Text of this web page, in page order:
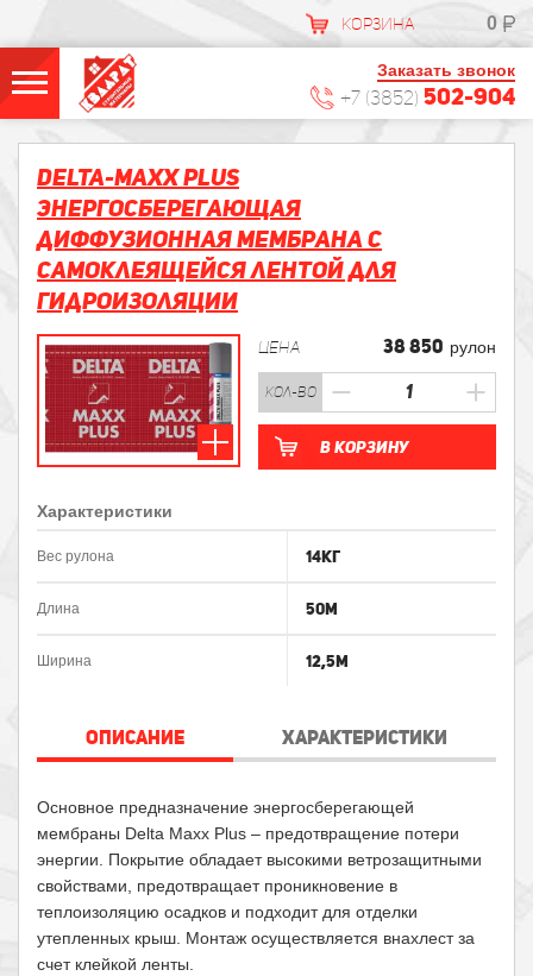
КОРЗИНА 0
Заказать звонок
+7 (3852) 502-904
DELTA-MAXX PLUS
Энергосберегающая
диффузионная мембрана с
самоклеящейся лентой для
гидроизоляции
ЦЕНА 38 850 рулон
кол-во
В корзину
Характеристики
Вес рулона 14кг
Длина 50м
Ширина 12,5м
ОПИСАНИЕ ХАРАКТЕРИСТИКИ
Основное предназначение энергосберегающей
мембраны Delta Maxx Plus – предотвращение потери
энергии. Покрытие обладает высокими ветрозащитными
свойствами, предотвращает проникновение в
теплоизоляцию осадков и подходит для отделки
утепленных крыш. Монтаж осуществляется внахлест за
счет клейкой ленты.